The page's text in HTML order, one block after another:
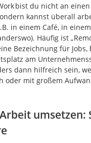
bist du nicht an
kannst überall
in einem Café, in
Häufig ist
Bezeichnung für Jobs,
am
dann hilfreich sein,
oder mit großem
umsetzen: